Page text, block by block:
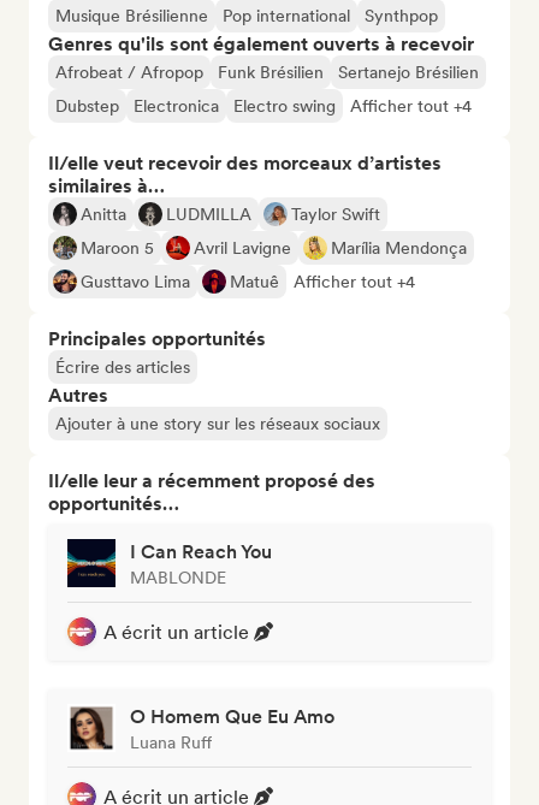
Musique Brésilienne Pop international Synthpop
Genres qu'ils sont également ouverts à recevoir
Afrobeat / Afropop Funk Brésilien
Sertanejo Brésilien
Dubstep
Electronica Electro swing Afficher tout +4
Il/elle veut recevoir des morceaux d’artistes
similaires à…
Anitta LUDMILLA
Taylor Swift
Maroon 5
Avril Lavigne
Marília Mendonça
Gusttavo Lima
Matuê Afficher tout +4
Principales opportunités
Écrire des articles
Autres
Ajouter à une story sur les réseaux sociaux
Il/elle leur a récemment proposé des
opportunités…
I Can Reach You
MABLONDE
A écrit un article
O Homem Que Eu Amo
Luana Ruff
A écrit un article